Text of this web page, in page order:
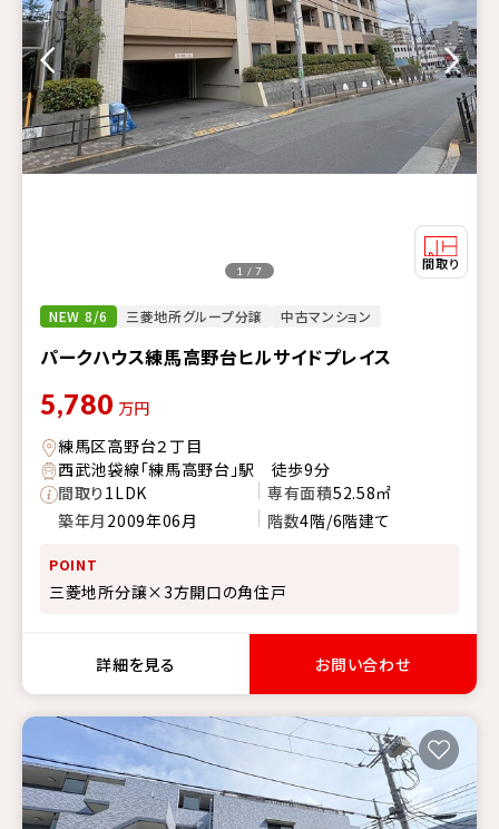
NEW 8/6 三菱地所グループ分譲 中古マンション
パークハウス練馬高野台ヒルサイドプレイス
1 / 7
5,780 万円
練馬区高野台２丁目
西武池袋線「練馬高野台」駅 徒歩9分
間取り1LDK 専有面積52.58㎡
築年月 2009年06月 階数4階/6階建て
POINT
三菱地所分譲×3方開口の角住戸
詳細を見る お問い合わせ